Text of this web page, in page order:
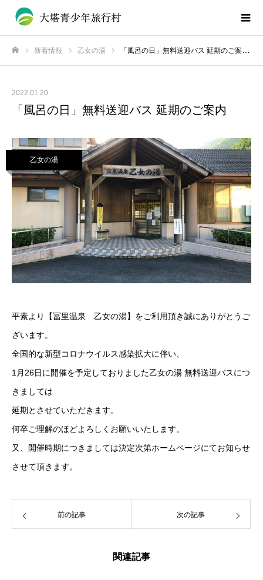
新着情報 乙女の湯 「風呂の日」無料送迎バス 延期のご案内
2022.01.20
「風呂の日」無料送迎バス 延期のご案内
乙女の湯
平素より【冨里温泉 乙女の湯】をご利用頂き誠にありがとうご
ざいます。
全国的な新型コロナウイルス感染拡大に伴い、
1月26日に開催を予定しておりました乙女の湯 無料送迎バスにつ
きましては
延期とさせていただきます。
何卒ご理解のほどよろしくお願いいたします。
又、開催時期につきましては決定次第ホームページにてお知らせ
させて頂きます。
前の記事 次の記事
関連記事